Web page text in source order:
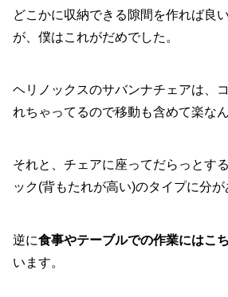
どこかに収納できる隙間を作れば良
が、僕はこれがだめでした。
ヘリノックスのサバンナチェアは、
れちゃってるので移動も含めて楽なん
それと、チェアに座ってだらっとす
ック(背もたれが高い)のタイプに分が
逆に食事やテーブルでの作業にはこ
います。